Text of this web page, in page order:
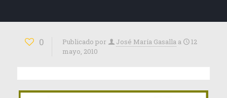
0 Publicado por José María Gasalla a
12
mayo, 2010